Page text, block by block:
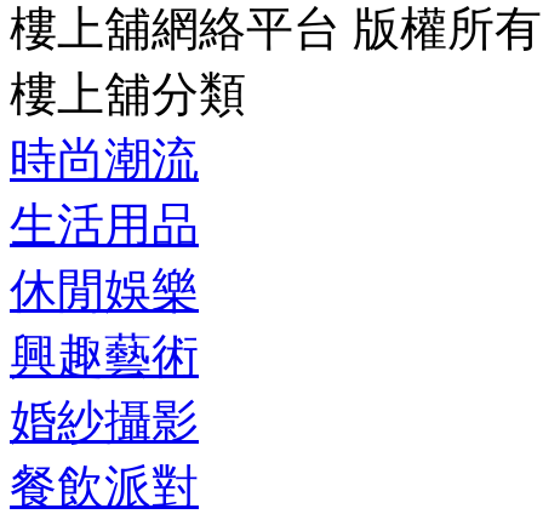
樓上舖網絡平台 版權所
樓上舖分類
時尚潮流
生活用品
休閒娛樂
興趣藝術
婚紗攝影
餐飲派對